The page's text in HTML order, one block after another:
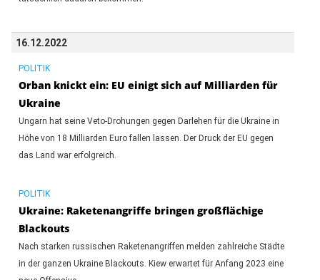
16.12.2022
POLITIK
Orban knickt ein: EU einigt sich auf Milliarden für
Ukraine
Ungarn hat seine Veto-Drohungen gegen Darlehen für die Ukraine in
Höhe von 18 Milliarden Euro fallen lassen. Der Druck der EU gegen
das Land war erfolgreich.
POLITIK
Ukraine: Raketenangriffe bringen großflächige
Blackouts
Nach starken russischen Raketenangriffen melden zahlreiche Städte
in der ganzen Ukraine Blackouts. Kiew erwartet für Anfang 2023 eine